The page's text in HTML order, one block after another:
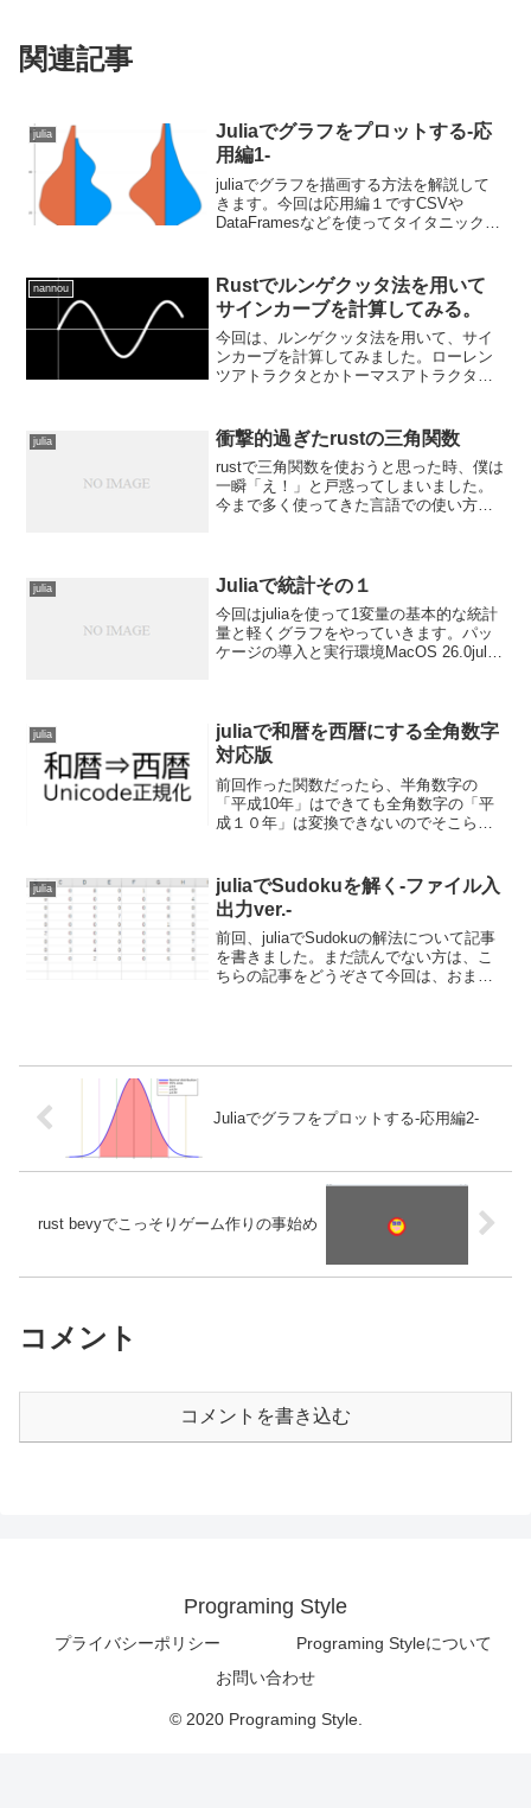
関連記事
julia
Juliaでグラフをプロットする-応
用編1-
juliaでグラフを描画する方法を解説して
きます。今回は応用編１ですCSVや
DataFramesなどを使ってタイタニックの
ールやインポートの方法はJuliaでグラ...
nannou
Rustでルンゲクッタ法を用いて
サインカーブを計算してみる。
今回は、ルンゲクッタ法を用いて、サイ
ンカーブを計算してみました。ローレン
ツアトラクタとかトーマスアトラクタと
になろうと思ってやってみました。ルン
ゲクッタ法についてはまだ...
julia 衝撃的過ぎたrustの三角関数
rustで三角関数を使おうと思った時、僕は
一瞬「え！」と戸惑ってしまいました。
今まで多く使ってきた言語での使い方と
衝撃的過ぎた...
julia Juliaで統計その１
今回はjuliaを使って1変量の基本的な統計
量と軽くグラフをやっていきます。パッ
ケージの導入と実行環境MacOS 26.0julia
julia
juliaで和暦を西暦にする全角数字
対応版
前回作った関数だったら、半角数字の
「平成10年」はできても全角数字の「平
成１０年」は変換できないのでそこら辺
<nengo>昭和|平...
julia
juliaでSudokuを解く-ファイル入
出力ver.-
前回、juliaでSudokuの解法について記事
を書きました。まだ読んでない方は、こ
ちらの記事をどうぞさて今回は、おまけ
Juliaでグラフをプロットする‐応用編2‐
rust bevyでこっそりゲーム作りの事始め
コメント
コメントを書き込む
Programing Style
プライバシーポリシー
Programing Styleについて
お問い合わせ
© 2020 Programing Style.